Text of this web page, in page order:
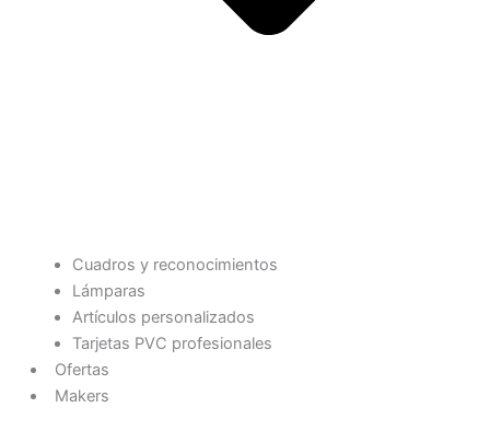
Cuadros y reconocimientos
Lámparas
Artículos personalizados
Tarjetas PVC profesionales
Ofertas
Makers